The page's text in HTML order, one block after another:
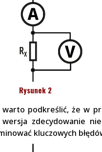
Rysunek 2
warto podkreślić, że w
zdecydowanie
kluczowych